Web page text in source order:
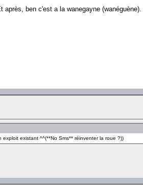
ben c'est a la wanegayne
existant ^^(**No Sms** réinventer la roue ?))